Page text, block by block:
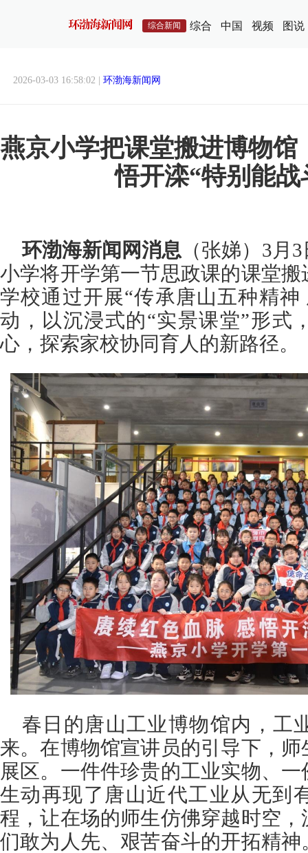
综合新闻 综合 中国 视频 图说
2026-03-03 16:58:02 | 环渤海新闻网
燕京小学把课堂搬进博物馆
悟开滦“特别能战
环渤海新闻网消息 （张娣）3月
小学将开学第一节思政课的课堂
学校通过开展“传承唐山五种精
动，以沉浸式的“实景课堂”形式
心，探索家校协同育人的新路径。
春日的唐山工业博物馆内，工
来。在博物馆宣讲员的引导下，
展区。一件件珍贵的工业实物、
生动再现了唐山近代工业从无到
程，让在场的师生仿佛穿越时空
们敢为人先、艰苦奋斗的开拓精